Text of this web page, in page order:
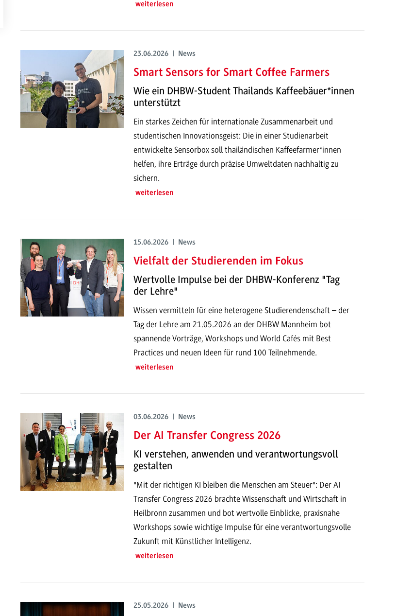
weiterlesen
23.06.2026 | News
Smart Sensors for Smart Coffee Farmers
Wie ein DHBW-Student Thailands Kaffeebäuer*innen
unterstützt
Ein starkes Zeichen für internationale Zusammenarbeit und
studentischen Innovationsgeist: Die in einer Studienarbeit
entwickelte Sensorbox soll thailändischen Kaffeefarmer*innen
helfen, ihre Erträge durch präzise Umweltdaten nachhaltig zu
sichern.
weiterlesen
15.06.2026 | News
Vielfalt der Studierenden im Fokus
Wertvolle Impulse bei der DHBW-Konferenz "Tag
der Lehre"
Wissen vermitteln für eine heterogene Studierendenschaft – der
Tag der Lehre am 21.05.2026 an der DHBW Mannheim bot
spannende Vorträge, Workshops und World Cafés mit Best
Practices und neuen Ideen für rund 100 Teilnehmende.
weiterlesen
03.06.2026 | News
Der AI Transfer Congress 2026
KI verstehen, anwenden und verantwortungsvoll
gestalten
"Mit der richtigen KI bleiben die Menschen am Steuer": Der AI
Transfer Congress 2026 brachte Wissenschaft und Wirtschaft in
Heilbronn zusammen und bot wertvolle Einblicke, praxisnahe
Workshops sowie wichtige Impulse für eine verantwortungsvolle
Zukunft mit Künstlicher Intelligenz.
weiterlesen
25.05.2026 | News